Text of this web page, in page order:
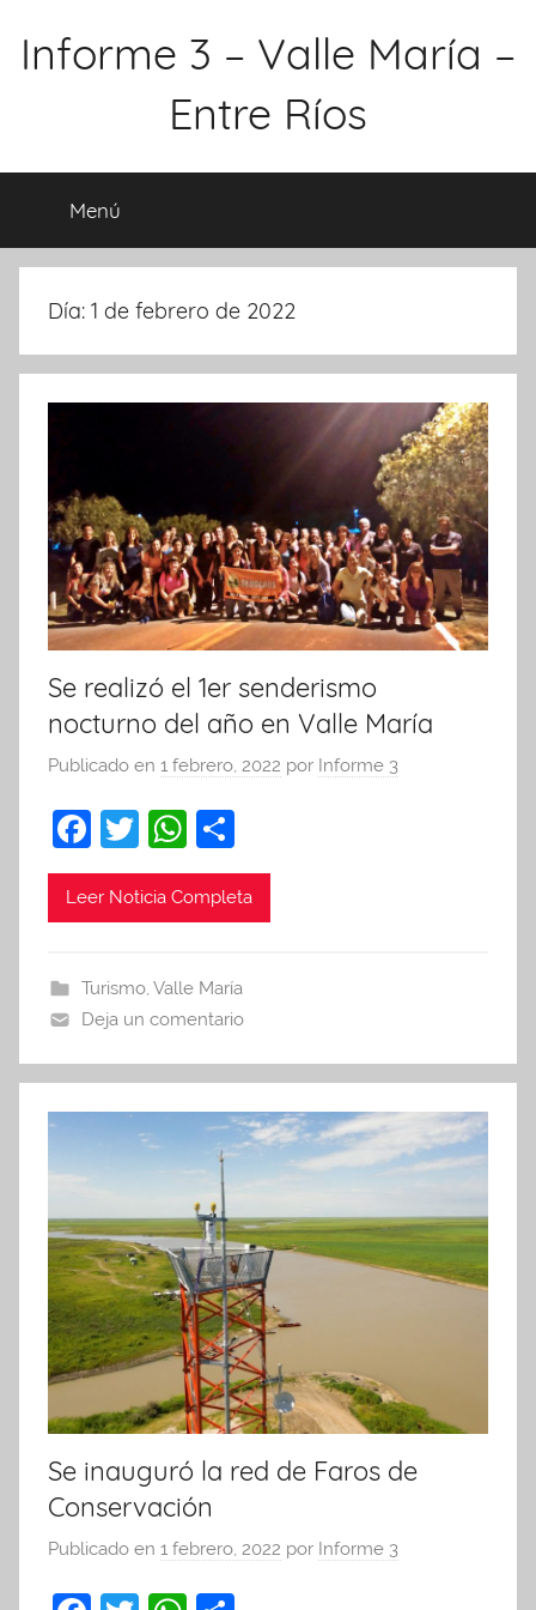
Informe 3 – Valle María –
Entre Ríos
Menú
Día: 1 de febrero de 2022
Se realizó el 1er senderismo
nocturno del año en Valle María
Publicado en 1 febrero, 2022 por Informe 3
F
a
c
b
o
o
k
T
w
itt
W
h
at
A
p
p
o
m
ar
tir
Leer Noticia Completa
Turismo, Valle María
Deja un comentario
Se inauguró la red de Faros de
Conservación
Publicado en 1 febrero, 2022 por Informe 3